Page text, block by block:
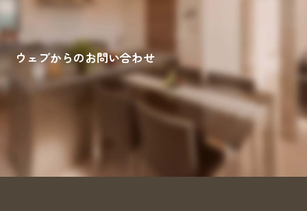
ウェブからのお問い合わせ
お問い合わせ 資料請求